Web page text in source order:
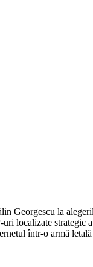
Georgescu la
localizate
într-o armă